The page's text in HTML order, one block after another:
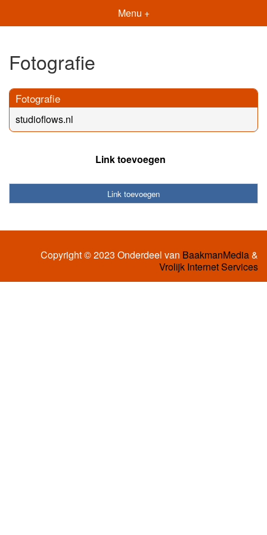
Menu +
Fotografie
Fotografie
studioflows.nl
Link toevoegen
Link toevoegen
Copyright © 2023 Onderdeel van BaakmanMedia&
Vrolijk Internet Services